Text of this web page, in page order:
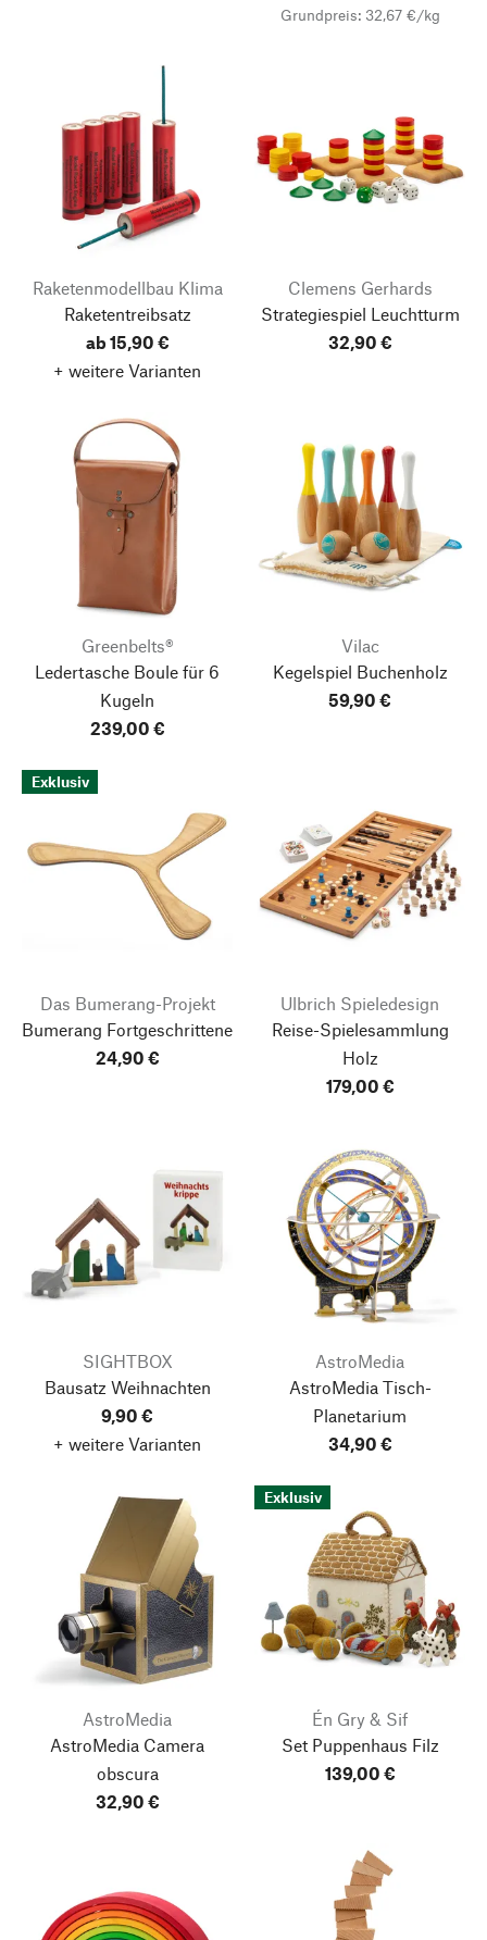
Grundpreis: 32,67 €/kg
Raketenmodellbau Klima
Raketentreibsatz
ab 15,90 €
+ weitere Varianten
Clemens Gerhards
Strategiespiel Leuchtturm
32,90 €
Greenbelts®
Ledertasche Boule für 6
Kugeln
239,00 €
Vilac
Kegelspiel Buchenholz
59,90 €
Exklusiv
Das Bumerang-Projekt
Bumerang Fortgeschrittene
24,90 €
Ulbrich Spieledesign
Reise-Spielesammlung
Holz
179,00 €
SIGHTBOX
Bausatz Weihnachten
9,90 €
+ weitere Varianten
AstroMedia
AstroMedia Tisch-
Planetarium
34,90 €
AstroMedia
AstroMedia Camera
obscura
32,90 €
Exklusiv
Én Gry & Sif
Set Puppenhaus Filz
139,00 €